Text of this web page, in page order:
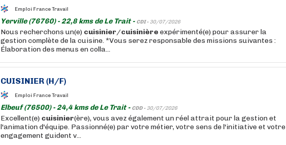
Emploi France Travail
Yerville (76760) - 22,8 kms de Le Trait - CDI - 30/07/2026
Nous recherchons un(e) cuisinier/cuisinièreexpérimenté(e) pour assurer la
gestion complète de la cuisine. *Vous serez responsable des missions suivantes :
Élaboration des menus en colla...
CUISINIER (H/F)
Emploi France Travail
Elbeuf (76500) - 24,4 kms de Le Trait - CDD - 30/07/2026
Excellent(e) cuisinier(ère), vous avez également un réel attrait pour la gestion et
l'animation d'équipe. Passionné(e) par votre métier, votre sens de l'initiative et votre
engagement guident v...